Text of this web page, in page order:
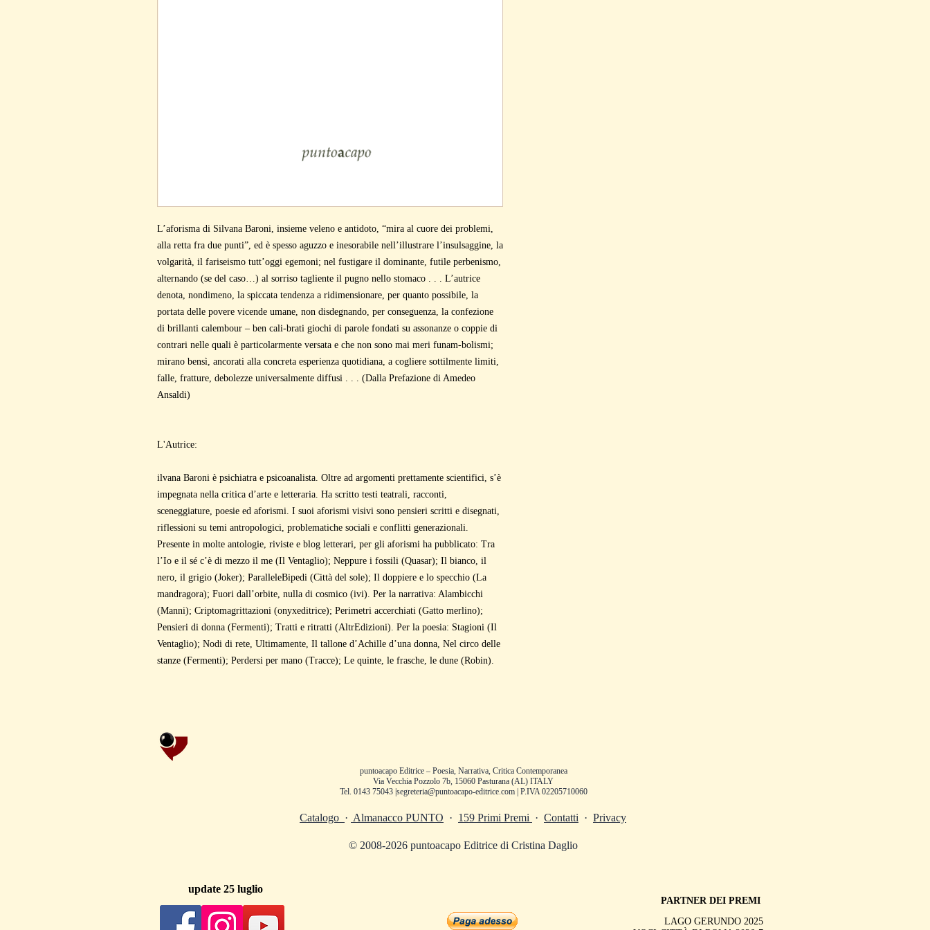
L’aforisma di Silvana Baroni, insieme veleno e antidoto, “mira al cuore dei problemi,
alla retta fra due punti”, ed è spesso aguzzo e inesorabile nell’illustrare l’insulsaggine, la
volgarità, il fariseismo tutt’oggi egemoni; nel fustigare il dominante, futile perbenismo,
alternando (se del caso…) al sorriso tagliente il pugno nello stomaco . . . L’autrice
denota, nondimeno, la spiccata tendenza a ridimensionare, per quanto possibile, la
portata delle povere vicende umane, non disdegnando, per conseguenza, la confezione
di brillanti calembour – ben cali-brati giochi di parole fondati su assonanze o coppie di
contrari nelle quali è particolarmente versata e che non sono mai meri funam-bolismi;
mirano bensì, ancorati alla concreta esperienza quotidiana, a cogliere sottilmente limiti,
falle, fratture, debolezze universalmente diffusi . . . (Dalla Prefazione di Amedeo
Ansaldi)
L'Autrice:
ilvana Baroni è psichiatra e psicoanalista. Oltre ad argomenti prettamente scientifici, s’è
impegnata nella critica d’arte e letteraria. Ha scritto testi teatrali, racconti,
sceneggiature, poesie ed aforismi. I suoi aforismi visivi sono pensieri scritti e disegnati,
riflessioni su temi antropologici, problematiche sociali e conflitti generazionali.
Presente in molte antologie, riviste e blog letterari, per gli aforismi ha pubblicato: Tra
l’Io e il sé c’è di mezzo il me (Il Ventaglio); Neppure i fossili (Quasar); Il bianco, il
nero, il grigio (Joker); ParalleleBipedi (Città del sole); Il doppiere e lo specchio (La
mandragora); Fuori dall’orbite, nulla di cosmico (ivi). Per la narrativa: Alambicchi
(Manni); Criptomagrittazioni (onyxeditrice); Perimetri accerchiati (Gatto merlino);
Pensieri di donna (Fermenti); Tratti e ritratti (AltrEdizioni). Per la poesia: Stagioni (Il
Ventaglio); Nodi di rete, Ultimamente, Il tallone d’Achille d’una donna, Nel circo delle
stanze (Fermenti); Perdersi per mano (Tracce); Le quinte, le frasche, le dune (Robin).
puntoacapo Editrice – Poesia, Narrativa, Critica Contemporanea
Via Vecchia Pozzolo 7b, 15060 Pasturana (AL) ITALY
Tel. 0143 75043 |segreteria@puntoacapo-editrice.com| P.IVA 02205710060
Catalogo · Almanacco PUNTO · 159 Primi Premi · Contatti · Privacy
© 2008-2026 puntoacapo Editrice di Cristina Daglio
update 25 luglio
PARTNER DEI PREMI
LAGO GERUNDO 2025